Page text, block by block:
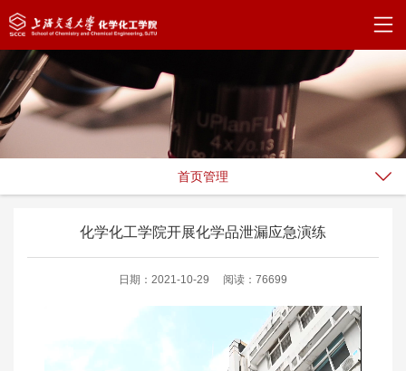
首页管理
化学化工学院开展化学品泄漏应急演练
日期：2021-10-29 阅读：76699